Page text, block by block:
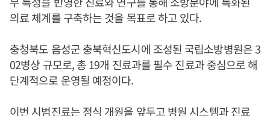
의료 체계를 구축하는 것을 목표로 하고 있다.
충청북도 음성군 충북혁신도시에 조성된 국립소방병원은 3
02병상 규모로, 총 19개 진료과를 필수 진료과 중심으로 해
단계적으로 운영될 예정이다.
이번 시범진료는 정식 개원을 앞두고 병원 시스템과 진료